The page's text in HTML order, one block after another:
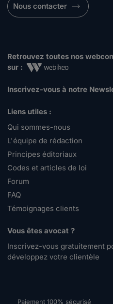
Nous contacter
Retrouvez toutes nos
sur :
Inscrivez-vous à notre
Liens utiles :
Qui sommes-nous
L'équipe de rédaction
Principes éditoriaux
Codes et articles de loi
Forum
FAQ
Témoignages clients
Vous êtes avocat ?
Inscrivez-vous gratuitement
développez votre clientèle
Paiement 100% sécurisé